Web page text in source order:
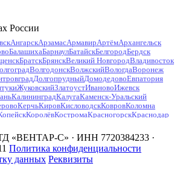
России
АнгарскАрзамасАрмавирАртёмАрхангельск
БалашихаБарнаулБатайскБелгородБердск
БратскБрянскВеликий НовгородВладивосток
ВолгодонскВолжскийВологдаВоронеж
ДолгопрудныйДомодедовоЕвпатория
ЖуковскийЗлатоустИвановоИжевск
КалининградКалугаКаменск-Уральский
КерчьКировКисловодскКовровКоломна
КоролёвКостромаКрасногорскКраснодар
МуромМытищи Набережные ЧелныНальчик
НефтеюганскНижневартовскНижнекамск
ТагилНовокузнецкНовокуйбышевск
НовосибирскНовочебоксарск
«ВЕНТАР-С» · ИНН 7720384233 ·
Политика конфиденциальности
данных Реквизиты